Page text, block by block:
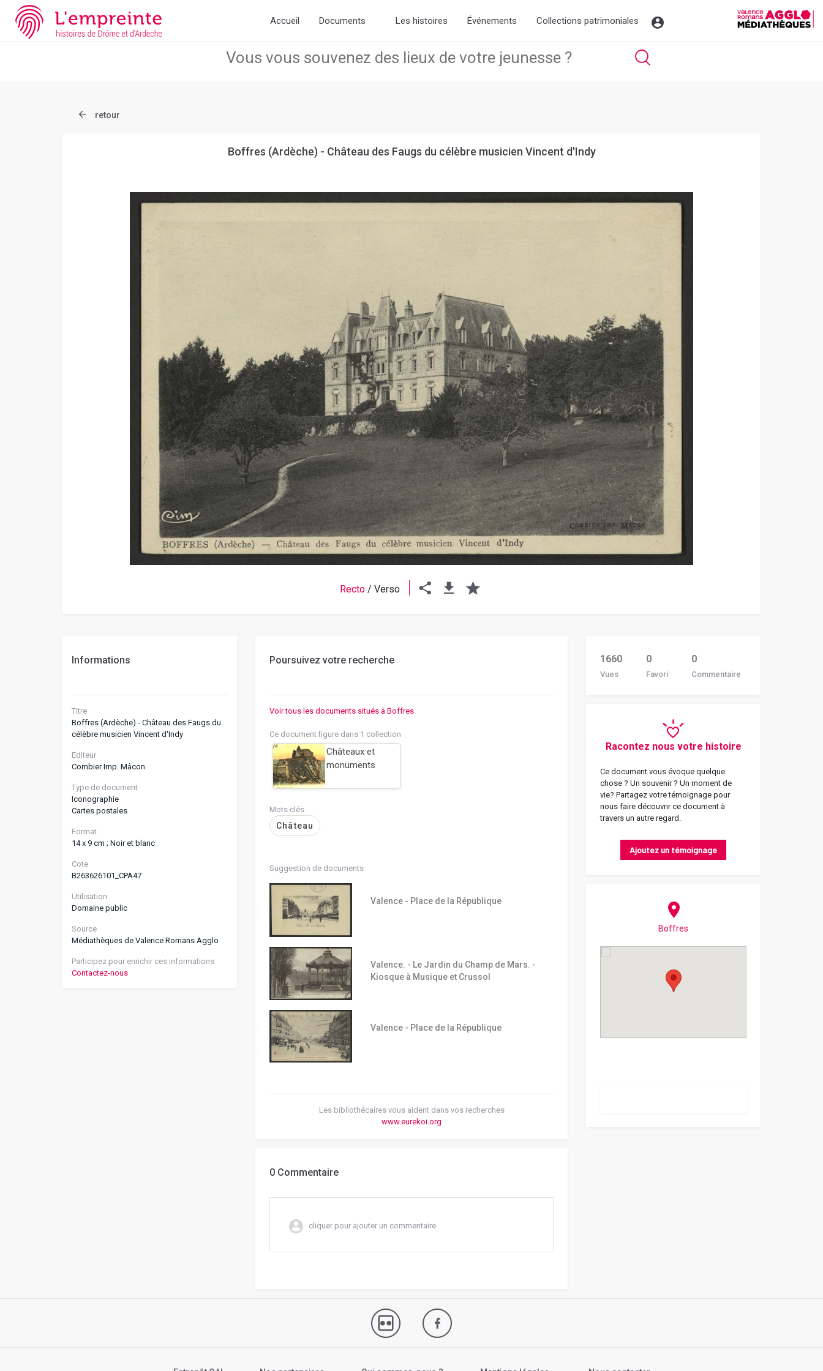
Array ( [slug] => document [ref] => B263626101_CPA47 )
Accueil Documents Les histoires Événements Collections patrimoniales
retour
Boffres (Ardèche) - Château des Faugs du célèbre musicien Vincent d'Indy
Recto/ Verso
Informations
Titre
Boffres (Ardèche) - Château des Faugs du
célèbre musicien Vincent d'Indy
Editeur
Combier Imp. Mâcon
Type de document
Iconographie
Cartes postales
Format
14 x 9 cm ; Noir et blanc
Cote
B263626101_CPA47
Utilisation
Domaine public
Source
Médiathèques de Valence Romans Agglo
Participez pour enrichir ces informations
Contactez-nous
Poursuivez votre recherche
Voir tous les documents situés à Boffres
Ce document figure dans 1 collection
Châteaux et
monuments
Mots clés
Château
Suggestion de documents
Valence - Place de la République
Valence. - Le Jardin du Champ de Mars. -
Kiosque à Musique et Crussol
Valence - Place de la République
Les bibliothécaires vous aident dans vos recherches
www.eurekoi.org
0 Commentaire
cliquer pour ajouter un commentaire
1660
Vues
0
Favori
0
Commentaire
Racontez nous votre histoire
Ce document vous évoque quelque
chose ? Un souvenir ? Un moment de
vie? Partagez votre témoignage pour
nous faire découvrir ce document à
travers un autre regard.
Ajoutez un témoignage
Boffres